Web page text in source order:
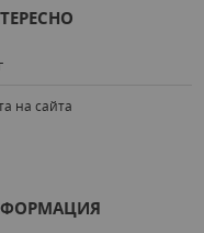
на сайта